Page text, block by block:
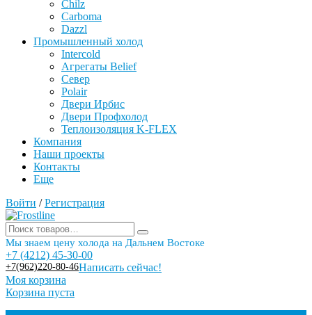
Chilz
Carboma
Dazzl
Промышленный холод
Intercold
Агрегаты Belief
Север
Polair
Двери Ирбис
Двери Профхолод
Теплоизоляция K-FLEX
Компания
Наши проекты
Контакты
Еще
Войти / Регистрация
Мы знаем цену холода на Дальнем Востоке
+7 (4212) 45-30-00
+7(962)220-80-46Написать сейчас!
Моя корзина
Корзина пуста